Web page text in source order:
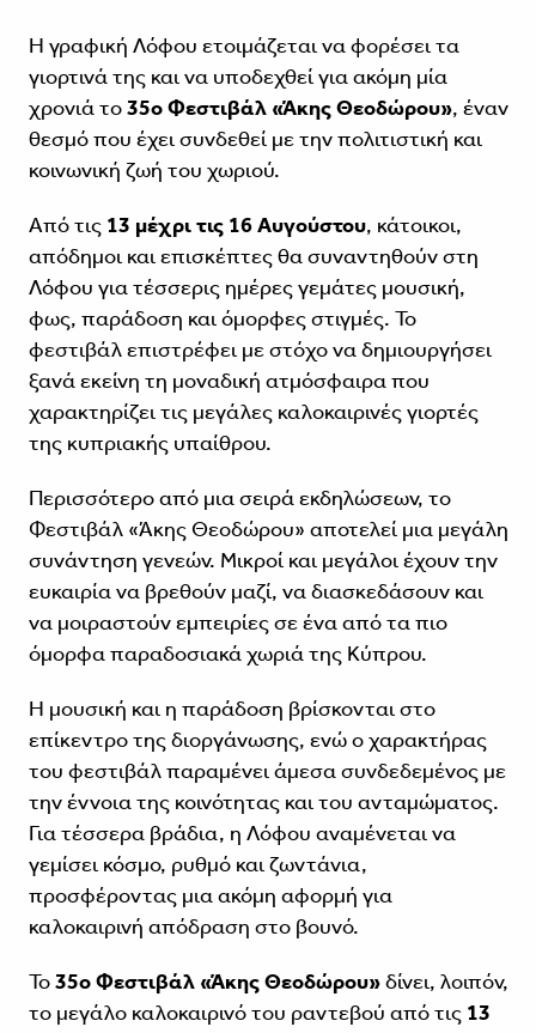
Η γραφική Λόφου ετοιμάζεται να φορέσει τα
γιορτινά της και να υποδεχθεί για ακόμη μία
χρονιά το35ο Φεστιβάλ «Άκης Θεοδώρου», έναν
θεσμό που έχει συνδεθεί με την πολιτιστική και
κοινωνική ζωή του χωριού.
Από τις 13 μέχρι τις 16 Αυγούστου, κάτοικοι,
απόδημοι και επισκέπτες θα συναντηθούν στη
Λόφου για τέσσερις ημέρες γεμάτες μουσική,
φως, παράδοση και όμορφες στιγμές. Το
φεστιβάλ επιστρέφει με στόχο να δημιουργήσει
ξανά εκείνη τη μοναδική ατμόσφαιρα που
χαρακτηρίζει τις μεγάλες καλοκαιρινές γιορτές
της κυπριακής υπαίθρου.
Περισσότερο από μια σειρά εκδηλώσεων, το
Φεστιβάλ «Άκης Θεοδώρου» αποτελεί μια μεγάλη
συνάντηση γενεών. Μικροί και μεγάλοι έχουν την
ευκαιρία να βρεθούν μαζί, να διασκεδάσουν και
να μοιραστούν εμπειρίες σε ένα από τα πιο
όμορφα παραδοσιακά χωριά της Κύπρου.
Η μουσική και η παράδοση βρίσκονται στο
επίκεντρο της διοργάνωσης, ενώ ο χαρακτήρας
του φεστιβάλ παραμένει άμεσα συνδεδεμένος με
την έννοια της κοινότητας και του ανταμώματος.
Για τέσσερα βράδια, η Λόφου αναμένεται να
γεμίσει κόσμο, ρυθμό και ζωντάνια,
προσφέροντας μια ακόμη αφορμή για
καλοκαιρινή απόδραση στο βουνό.
Το35ο Φεστιβάλ «Άκης Θεοδώρου»δίνει, λοιπόν,
το μεγάλο καλοκαιρινό του ραντεβού από τις 13